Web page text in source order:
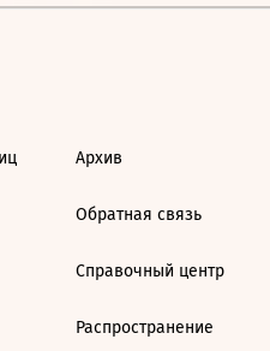
Архив
Обратная связь
Справочный центр
Распространение